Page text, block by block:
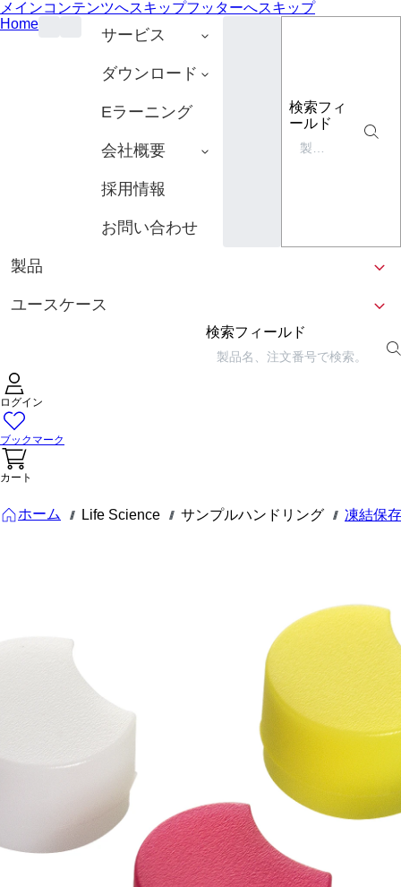
メインコンテンツへスキップフッターへスキップ
Home
サービス
ダウンロード
Eラーニング
会社概要
採用情報
お問い合わせ
検索フィ
ールド
製品
ユースケース
検索フィールド
ログイン
ブックマーク
カート
ホーム /// Life Science /// サンプルハンドリング /// 凍結保存
コーディン
グディスク,
にとって
CryoPure
チューブ,
カラーミッ
クス
コーディングディス
ク, にとって
CryoPure チューブ,